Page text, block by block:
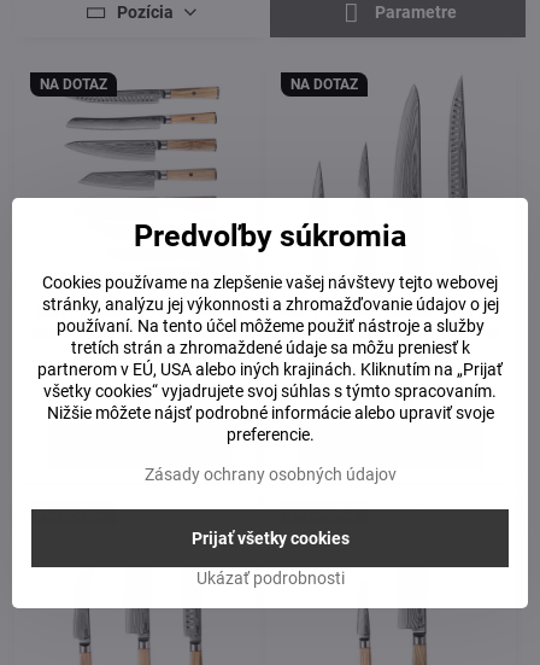
Pozícia Parametre
NA DOTAZ
KATFINGER | Profi Olive S |
sada damaškových nožů 8ks
| KFs401
Na dotaz
413 €
NA DOTAZ
KATFINGER | Home Olive S |
sada damaškových nožů 4ks
| KFs402
Na dotaz
211 €
NA DOTAZ NA DOTAZ
Predvoľby súkromia
Cookies používame na zlepšenie vašej návštevy tejto webovej
stránky, analýzu jej výkonnosti a zhromažďovanie údajov o jej
používaní. Na tento účel môžeme použiť nástroje a služby
tretích strán a zhromaždené údaje sa môžu preniesť k
partnerom v EÚ, USA alebo iných krajinách. Kliknutím na „Prijať
všetky cookies“ vyjadrujete svoj súhlas s týmto spracovaním.
Nižšie môžete nájsť podrobné informácie alebo upraviť svoje
preferencie.
Zásady ochrany osobných údajov
Ukázať podrobnosti
Prijať všetky cookies